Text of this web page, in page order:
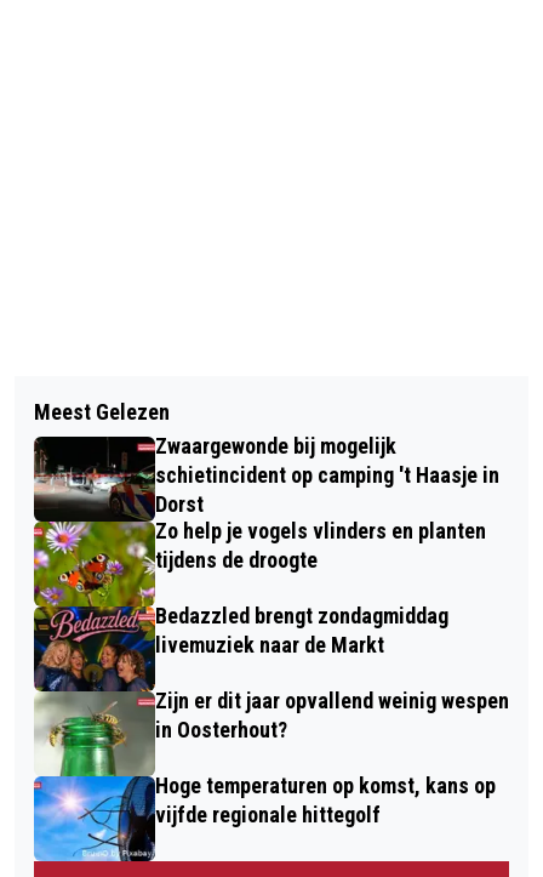
OWEN CHENAULT WINT IN
SCHERPENZEEL EN VEROVERT
LEIDERSTRUI
GROTE HOEVEELHEID AUTOBANDEN
GEDUMPT LANGS MARKKANAAL
Meest Gelezen
Zwaargewonde bij mogelijk
schietincident op camping 't Haasje in
Dorst
Zo help je vogels vlinders en planten
tijdens de droogte
Bedazzled brengt zondagmiddag
livemuziek naar de Markt
Zijn er dit jaar opvallend weinig wespen
in Oosterhout?
Hoge temperaturen op komst, kans op
vijfde regionale hittegolf